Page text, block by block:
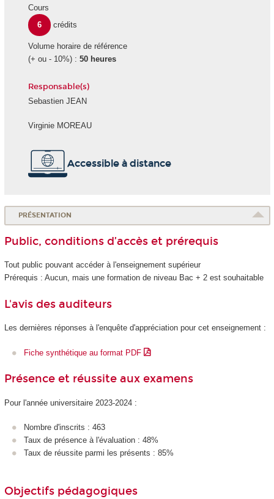
Cours
6
crédits
Volume horaire de référence
(+ ou - 10%) : 50 heures
Responsable(s)
Sebastien JEAN
Virginie MOREAU
Accessible à distance
PRÉSENTATION
Public, conditions d’accès et prérequis
Tout public pouvant accéder à l'enseignement supérieur
Prérequis : Aucun, mais une formation de niveau Bac + 2 est souhaitable
L'avis des auditeurs
Les dernières réponses à l'enquête d'appréciation pour cet enseignement :
Fiche synthétique au format PDF
Présence et réussite aux examens
Pour l'année universitaire 2023-2024 :
Nombre d'inscrits : 463
Taux de présence à l'évaluation : 48%
Taux de réussite parmi les présents : 85%
Objectifs pédagogiques